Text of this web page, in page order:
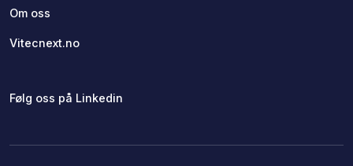
Om oss
Vitecnext.no
Følg oss på Linkedin